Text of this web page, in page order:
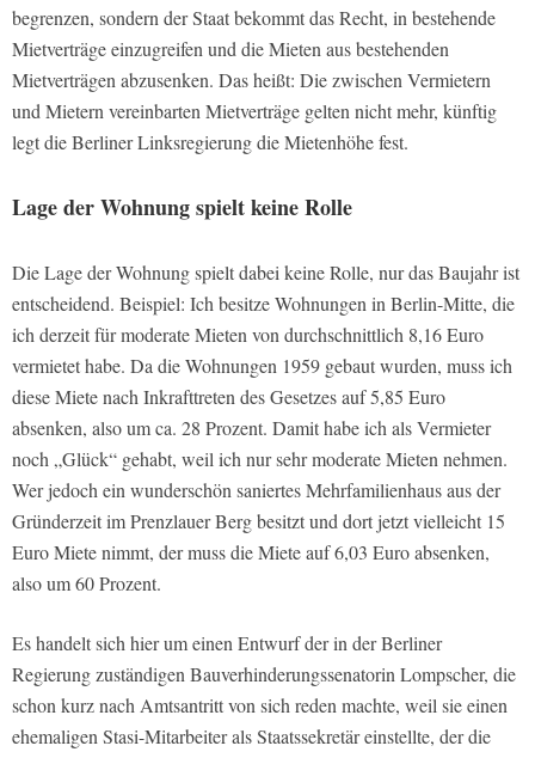
begrenzen, sondern der Staat bekommt das Recht, in bestehende
Mietverträge einzugreifen und die Mieten aus bestehenden
Mietverträgen abzusenken. Das heißt: Die zwischen Vermietern
und Mietern vereinbarten Mietverträge gelten nicht mehr, künftig
legt die Berliner Linksregierung die Mietenhöhe fest.
Lage der Wohnung spielt keine Rolle
Die Lage der Wohnung spielt dabei keine Rolle, nur das Baujahr ist
entscheidend. Beispiel: Ich besitze Wohnungen in Berlin-Mitte, die
ich derzeit für moderate Mieten von durchschnittlich 8,16 Euro
vermietet habe. Da die Wohnungen 1959 gebaut wurden, muss ich
diese Miete nach Inkrafttreten des Gesetzes auf 5,85 Euro
absenken, also um ca. 28 Prozent. Damit habe ich als Vermieter
noch „Glück“ gehabt, weil ich nur sehr moderate Mieten nehmen.
Wer jedoch ein wunderschön saniertes Mehrfamilienhaus aus der
Gründerzeit im Prenzlauer Berg besitzt und dort jetzt vielleicht 15
Euro Miete nimmt, der muss die Miete auf 6,03 Euro absenken,
also um 60 Prozent.
Es handelt sich hier um einen Entwurf der in der Berliner
Regierung zuständigen Bauverhinderungssenatorin Lompscher, die
schon kurz nach Amtsantritt von sich reden machte, weil sie einen
ehemaligen Stasi-Mitarbeiter als Staatssekretär einstellte, der die